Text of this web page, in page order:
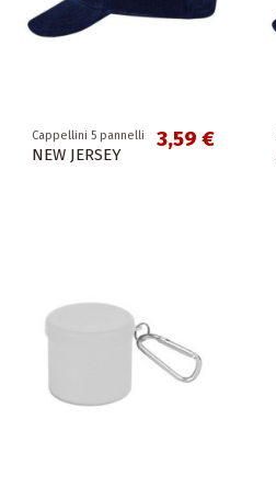
Cappellini 5 pannelli
NEW JERSEY
3,59 €